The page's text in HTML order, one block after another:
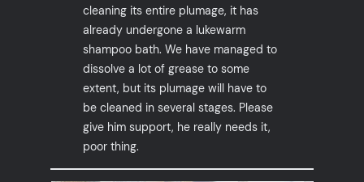
cleaning its entire plumage, it has
already undergone a lukewarm
shampoo bath. We have managed to
dissolve a lot of grease to some
extent, but its plumage will have to
be cleaned in several stages. Please
give him support, he really needs it,
poor thing.